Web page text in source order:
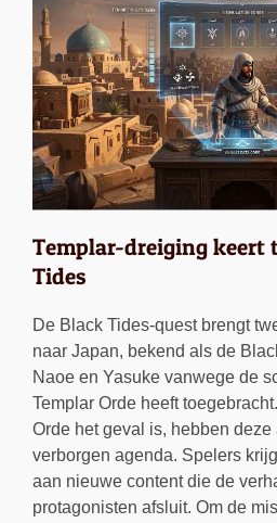
Templar-dreiging keert
Tides
De Black Tides-quest brengt
naar Japan, bekend als de
Naoe en Yasuke vanwege de
Templar Orde heeft
Orde het geval is, hebben
verborgen agenda. Spelers
aan nieuwe content die de
protagonisten afsluit. Om de